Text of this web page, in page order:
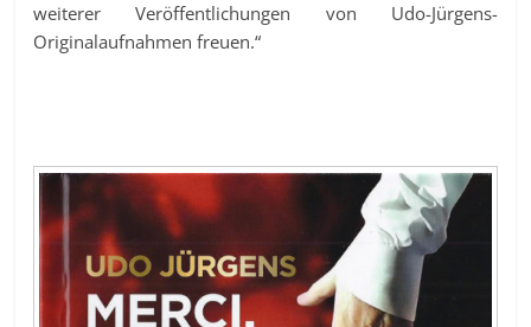
weiterer Veröffentlichungen von Udo-Jürgens-
Originalaufnahmen freuen.“